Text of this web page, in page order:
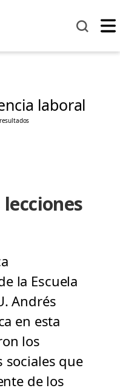
laboral
la Escuela
Andrés
en esta
los
sociales que
de los